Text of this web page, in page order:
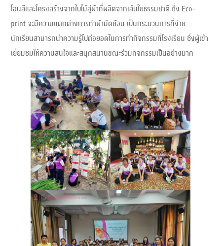
โอนสีและโครงสร้างจากใบไม้สู่ผ้าที่ผลิตจากเส้นใยธรรมชาติ ซึ่ง Eco-
print จะมีความแตกต่างการทำผ้ามัดย้อม เป็นกระบวนการที่ง่าย
นักเรียนสามารถนำความรู้ไปต่อยอดในการทำกิจกรรมที่โรงเรียน ซึ่งผู้เข้า
เยี่ยมชมให้ความสนใจและสนุกสนานขณะร่วมกิจกรรมเป็นอย่างมาก